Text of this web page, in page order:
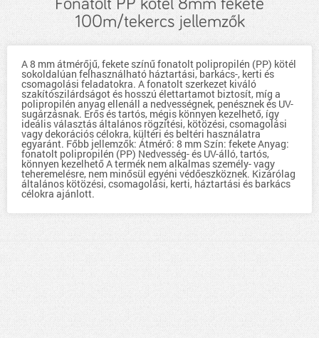
Fonatolt PP kötél 8mm fekete
100m/tekercs jellemzők
A 8 mm átmérőjű, fekete színű fonatolt polipropilén (PP) kötél
sokoldalúan felhasználható háztartási, barkács-, kerti és
csomagolási feladatokra. A fonatolt szerkezet kiváló
szakítószilárdságot és hosszú élettartamot biztosít, míg a
polipropilén anyag ellenáll a nedvességnek, penésznek és UV-
sugárzásnak. Erős és tartós, mégis könnyen kezelhető, így
ideális választás általános rögzítési, kötözési, csomagolási
vagy dekorációs célokra, kültéri és beltéri használatra
egyaránt. Főbb jellemzők: Átmérő: 8 mm Szín: fekete Anyag:
fonatolt polipropilén (PP) Nedvesség- és UV-álló, tartós,
könnyen kezelhető A termék nem alkalmas személy- vagy
teheremelésre, nem minősül egyéni védőeszköznek. Kizárólag
általános kötözési, csomagolási, kerti, háztartási és barkács
célokra ajánlott.